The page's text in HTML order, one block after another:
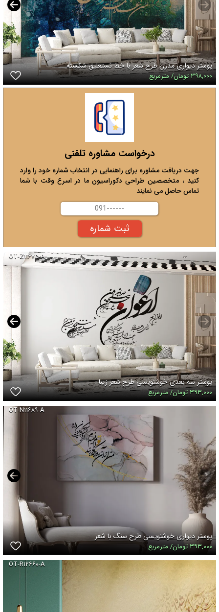
پوستر دیواری مدرن طرح شعر با خط نستعلیق شکسته
۳۹۸,۰۰۰ تومان/ مترمربع
درخواست مشاوره تلفنی
جهت دریافت مشاوره برای راهنمایی در انتخاب شماره خود را وارد
کنید ، متخصصین طراحی دکوراسیون ما در اسرع وقت با شما
تماس حاصل می نمایند
OT-Z۱۱۶۷۵-A
پوستر سه بعدی خوشنویسی طرح شعر زیبا
۳۹۳,۰۰۰ تومان/ مترمربع
OT-N۱۱۶۸۹-A
پوستر دیواری خوشنویسی طرح سنگ با شعر
۳۹۳,۰۰۰ تومان/ مترمربع
OT-R۱۲۶۶۰-A